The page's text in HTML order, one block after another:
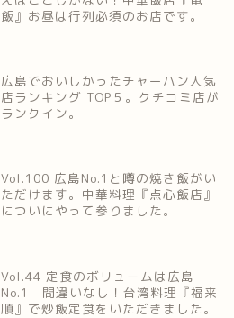
飯』お昼は行列必須のお店です。
広島でおいしかったチャーハン人気
店ランキング TOP５。クチコミ店が
ランクイン。
Vol.100 広島No.1と噂の焼き飯がい
ただけます。中華料理『点心飯店』
についにやって参りました。
Vol.44 定食のボリュームは広島
No.1 間違いなし！台湾料理『福来
順』で炒飯定食をいただきました。